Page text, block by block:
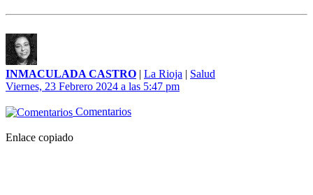
INMACULADA CASTRO | La Rioja | Salud
Viernes, 23 Febrero 2024 a las 5:47 pm
Comentarios
Enlace copiado